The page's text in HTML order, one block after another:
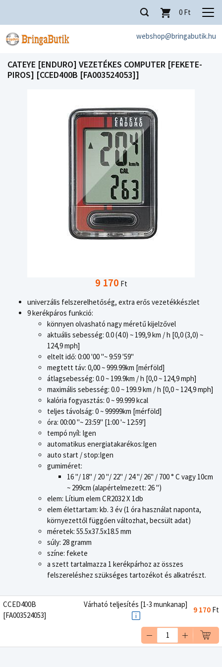
webshop@bringabutik.hu
0 Ft
CATEYE [ENDURO] VEZETÉKES COMPUTER [FEKETE-
PIROS] [CCED400B [FA003524053]]
9 170 Ft
univerzális felszerelhetőség, extra erős vezetékkészlet
9 kerékpáros funkció:
könnyen olvasható nagy méretű kijelzővel
aktuális sebesség: 0.0 (4.0) ~ 199,9 km / h [0,0 (3,0) ~
124,9 mph]
eltelt idő: 0:00 '00 "~ 9:59 '59"
megtett táv: 0,00 ~ 999.99km [mérföld]
átlagsebesség: 0.0 ~ 199.9km / h [0,0 ~ 124,9 mph]
maximális sebesség: 0.0 ~ 199.9 km / h [0,0 ~ 124,9 mph]
kalória fogyasztás: 0 ~ 99.999 kcal
teljes távolság: 0 ~ 99999km [mérföld]
óra: 00:00 "~ 23:59" [1:00 '~ 12:59']
tempó nyíl: Igen
automatikus energiatakarékos:Igen
auto start / stop:Igen
gumiméret:
16 "/ 18" / 20 "/ 22" / 24 "/ 26" / 700 ° C vagy 10cm
~ 299cm (alapértelmezett: 26 ")
elem: Lítium elem CR2032 X 1db
elem élettartam: kb. 3 év (1 óra használat naponta,
környezettől függően változhat, becsült adat)
méretek: 55.5x37.5x18.5 mm
súly: 28 gramm
színe: fekete
a szett tartalmazza 1 kerékpárhoz az összes
felszereléshez szükséges tartozékot és alkatrészt.
CCED400B
[FA003524053]
Várható teljesítés [1-3 munkanap]
9 170 Ft